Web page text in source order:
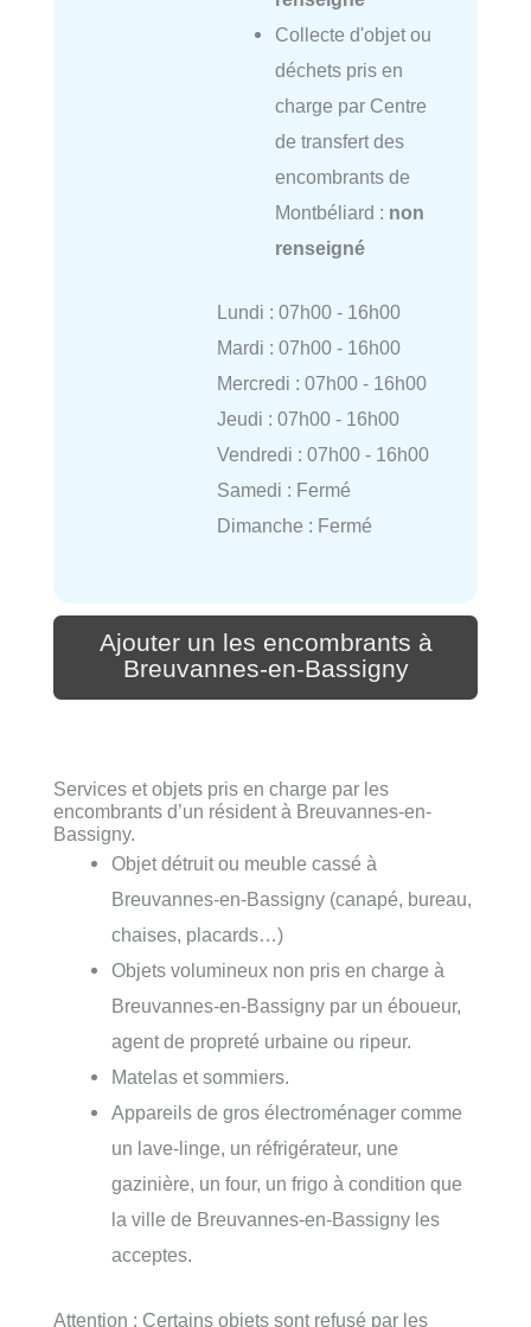
Collecte d'objet ou
déchets pris en
charge par Centre
de transfert des
encombrants de
Montbéliard : non
renseigné
Lundi : 07h00 - 16h00
Mardi : 07h00 - 16h00
Mercredi : 07h00 - 16h00
Jeudi : 07h00 - 16h00
Vendredi : 07h00 - 16h00
Samedi : Fermé
Dimanche : Fermé
Ajouter un les encombrants à
Breuvannes-en-Bassigny
Services et objets pris en charge par les
encombrants d’un résident à Breuvannes-en-
Bassigny.
Objet détruit ou meuble cassé à
Breuvannes-en-Bassigny (canapé, bureau,
chaises, placards…)
Objets volumineux non pris en charge à
Breuvannes-en-Bassigny par un éboueur,
agent de propreté urbaine ou ripeur.
Matelas et sommiers.
Appareils de gros électroménager comme
un lave-linge, un réfrigérateur, une
gazinière, un four, un frigo à condition que
la ville de Breuvannes-en-Bassigny les
acceptes.
Attention : Certains objets sont refusé par les